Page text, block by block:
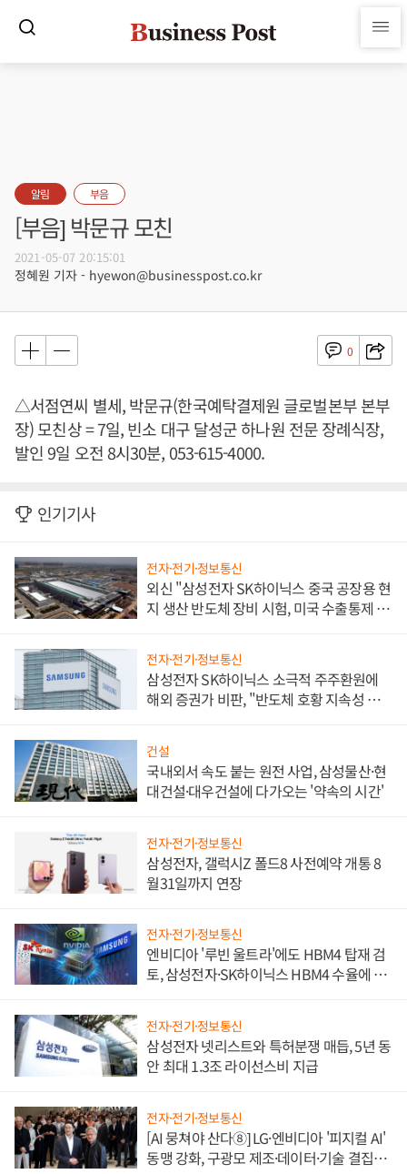
알림 부음
[부음] 박문규 모친
2021-05-07 20:15:01
정혜원 기자 - hyewon@businesspost.co.kr
0
△서점연씨 별세, 박문규(한국예탁결제원 글로벌본부 본부
장) 모친상 = 7일, 빈소 대구 달성군 하나원 전문 장례식장,
발인 9일 오전 8시30분, 053-615-4000.
인기기사
전자·전기·정보통신
외신 "삼성전자 SK하이닉스 중국 공장용 현
지 생산 반도체 장비 시험, 미국 수출통제 대
전자·전기·정보통신
삼성전자 SK하이닉스 소극적 주주환원에
해외 증권가 비판, "반도체 호황 지속성 의
건설
국내외서 속도 붙는 원전 사업, 삼성물산·현
대건설·대우건설에 다가오는 '약속의 시간'
전자·전기·정보통신
삼성전자, 갤럭시Z 폴드8 사전예약 개통 8
월31일까지 연장
전자·전기·정보통신
엔비디아 '루빈 울트라'에도 HBM4 탑재 검
토, 삼성전자·SK하이닉스 HBM4 수율에 주
전자·전기·정보통신
삼성전자 넷리스트와 특허분쟁 매듭, 5년 동
안 최대 1.3조 라이선스비 지급
전자·전기·정보통신
[AI 뭉쳐야 산다⑧] LG·엔비디아 '피지컬 AI'
동맹 강화, 구광모 제조·데이터·기술 결집